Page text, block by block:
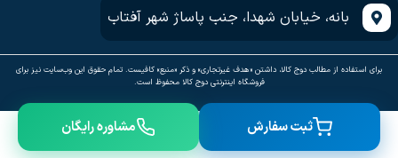
بانه، خیابان شهدا، جنب پاساژ شهر آفتاب
برای استفاده از مطالب دوج کالا، داشتن «هدف غیرتجاری» و ذکر «منبع» کافیست. تمام حقوق اين وب‌سايت نیز برای
فروشگاه اینترنتی دوج کالا محفوظ است.
ثبت سفارش مشاوره رایگان